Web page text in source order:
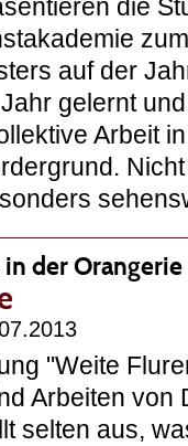
die
auf der
gelernt
Arbeit
der Orangerie
"Weite
Arbeiten von
selten aus,